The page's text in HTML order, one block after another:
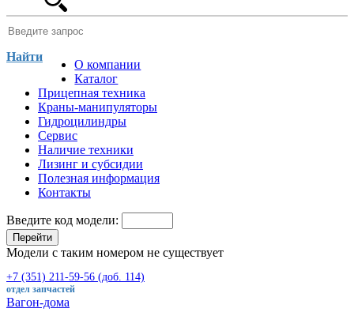
Найти
О компании
Каталог
Прицепная техника
Краны-манипуляторы
Гидроцилиндры
Сервис
Наличие техники
Лизинг и субсидии
Полезная информация
Контакты
Введите код модели:
Перейти
Модели с таким номером не существует
+7 (351) 211-59-56 (доб. 114)
отдел запчастей
Вагон-дома